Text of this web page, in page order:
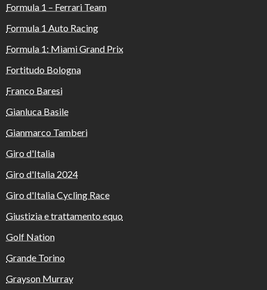
Formula 1 – Ferrari Team
Formula 1 Auto Racing
Formula 1: Miami Grand Prix
Fortitudo Bologna
Franco Baresi
Gianluca Basile
Gianmarco Tamberi
Giro d'Italia
Giro d'Italia 2024
Giro d'Italia Cycling Race
Giustizia e trattamento equo
Golf Nation
Grande Torino
Grayson Murray